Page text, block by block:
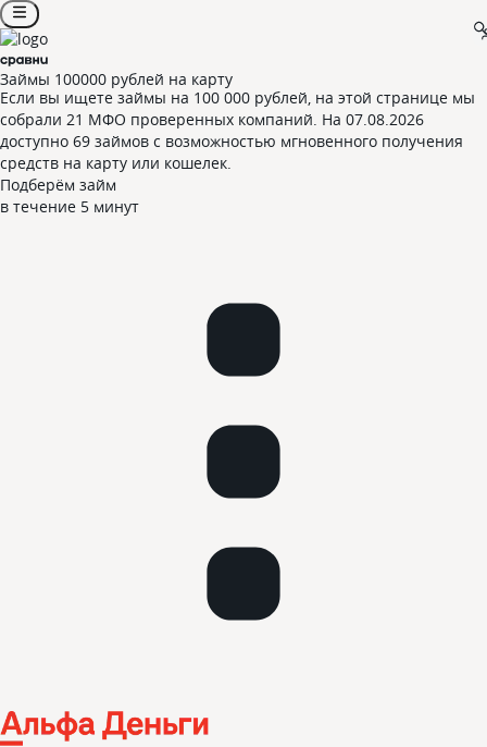
Займы 100000 рублей на карту
Если вы ищете займы на 100 000 рублей, на этой странице мы
собрали 21 МФО проверенных компаний. На 07.08.2026
доступно 69 займов с возможностью мгновенного получения
средств на карту или кошелек.
Подберём займ
в течение 5 минут